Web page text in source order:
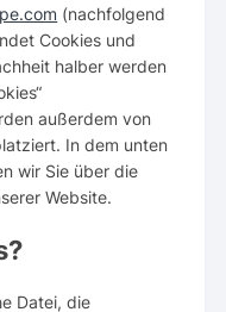
(nachfolgend
Cookies und
halber werden
außerdem von
In dem unten
wir Sie über die
Website.
Datei, die